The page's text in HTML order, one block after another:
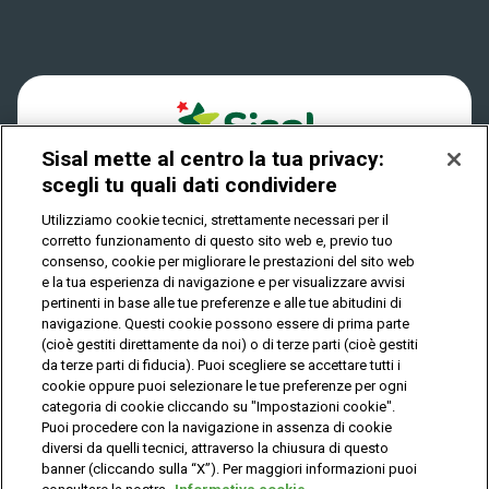
Play Your Date
Privacy
IL GIOCO È VIETATO AI MINORI E PUÒ CAUSARE
DIPENDENZA PATOLOGICA
© Copyright Sisal Italia S.p.A. - P.I. 02433760135
Privacy Cookies
Mappa
del
sito
Sisal mette al centro la tua privacy:
scegli tu quali dati condividere
Utilizziamo cookie tecnici, strettamente necessari per il
corretto funzionamento di questo sito web e, previo tuo
consenso, cookie per migliorare le prestazioni del sito web
e la tua esperienza di navigazione e per visualizzare avvisi
pertinenti in base alle tue preferenze e alle tue abitudini di
navigazione. Questi cookie possono essere di prima parte
(cioè gestiti direttamente da noi) o di terze parti (cioè gestiti
da terze parti di fiducia). Puoi scegliere se accettare tutti i
cookie oppure puoi selezionare le tue preferenze per ogni
categoria di cookie cliccando su "Impostazioni cookie".
Puoi procedere con la navigazione in assenza di cookie
diversi da quelli tecnici, attraverso la chiusura di questo
banner (cliccando sulla “X”). Per maggiori informazioni puoi